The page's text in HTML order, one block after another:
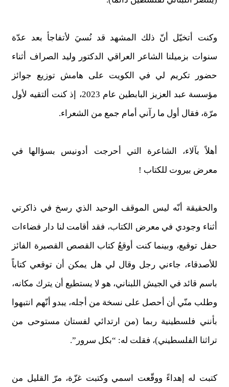
وكنت أتخيّل أنّ ذلك المشهد قد نُسيَ لأتفاجأ بعد عدّة
سنوات بزميلنا الشاعر العراقي الدكتور وليد الصراف أثناء
حضور تكريم لي في الكويت على هامش توزيع جوائز
مؤسسة عبد العزيز البابطين عام 2023، إذ كنت ألتقيه لأول
مرّة، فقال أول ما رآني أمام جمع من الشعراء.
أهلاً بآلاء، الشاعرة التي أحرجت أدونيس بسؤالها في
معرض بيروت للكتاب !
والحقيقة أنّه ليس الموقف الوحيد الذي رسخ في ذاكرتي
أثناء وجودي في معرض الكتاب، فقد أقامت لنا دار فضاءات
حفل توقيع، وبينما كنت أوقعُ كتاب القصص القصيرة الفائز
للأصدقاء، جاءني رجل وقال لي هل يمكن أن توقعي كتاباً
باسم قائد في الجيش اللبناني، هو لا يستطيع أن يترك مكانه،
وطلب منّي أن أحصل على نسخة من أجله، يبدو أنّهم انتبهوا
بأنني فلسطينية ربما (من ارتدائي لفستان مستوحى من
تراثنا الفلسطيني)، فقلت له: “بكل سرور”.
كتبت له إهداءً ووقّعت اسمي وكتبت غزّة، مرّ القليل من